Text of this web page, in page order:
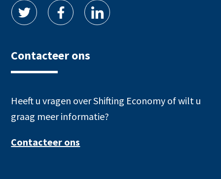
Contacteer ons
Heeft u vragen over Shifting Economy of wilt u
graag meer informatie?
Contacteer ons